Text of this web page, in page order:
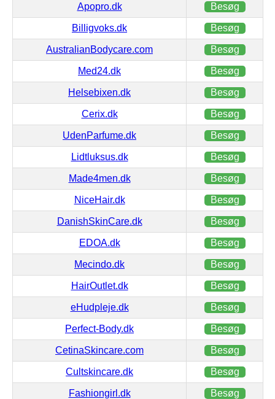
Apopro.dk Besøg
Billigvoks.dk Besøg
AustralianBodycare.com Besøg
Med24.dk Besøg
Helsebixen.dk Besøg
Cerix.dk Besøg
UdenParfume.dk Besøg
Lidtluksus.dk Besøg
Made4men.dk Besøg
NiceHair.dk Besøg
DanishSkinCare.dk Besøg
EDOA.dk Besøg
Mecindo.dk Besøg
HairOutlet.dk Besøg
eHudpleje.dk Besøg
Perfect-Body.dk Besøg
CetinaSkincare.com Besøg
Cultskincare.dk Besøg
Fashiongirl.dk Besøg